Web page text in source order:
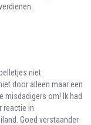
niet
door alleen maar een
misdadigers om! Ik had
reactie in
Goed verstaander